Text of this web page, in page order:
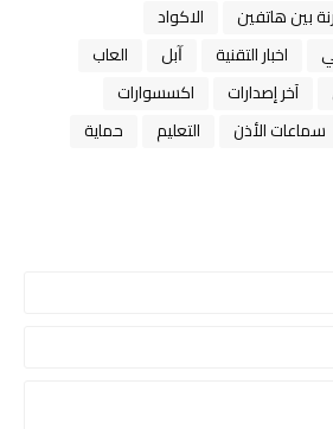
بين هاتفين
الاكواد
اخبار التقنية ﺁﺑﻞ
العاب
آخر إصدارات
اكسسوارات
سماعات الأذن التعليم
حماية